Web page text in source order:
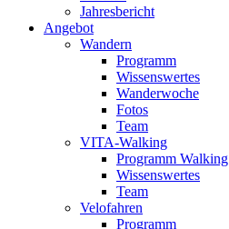
Jahresbericht
Angebot
Wandern
Programm
Wissenswertes
Wanderwoche
Fotos
Team
VITA-Walking
Programm Walking
Wissenswertes
Team
Velofahren
Programm